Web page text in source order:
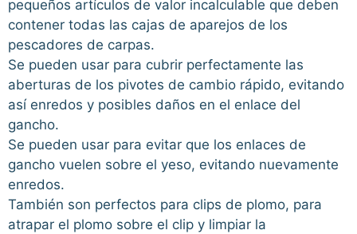
pequeños artículos de valor incalculable que deben
contener todas las cajas de aparejos de los
pescadores de carpas.
Se pueden usar para cubrir perfectamente las
aberturas de los pivotes de cambio rápido, evitando
así enredos y posibles daños en el enlace del
gancho.
Se pueden usar para evitar que los enlaces de
gancho vuelen sobre el yeso, evitando nuevamente
enredos.
También son perfectos para clips de plomo, para
atrapar el plomo sobre el clip y limpiar la